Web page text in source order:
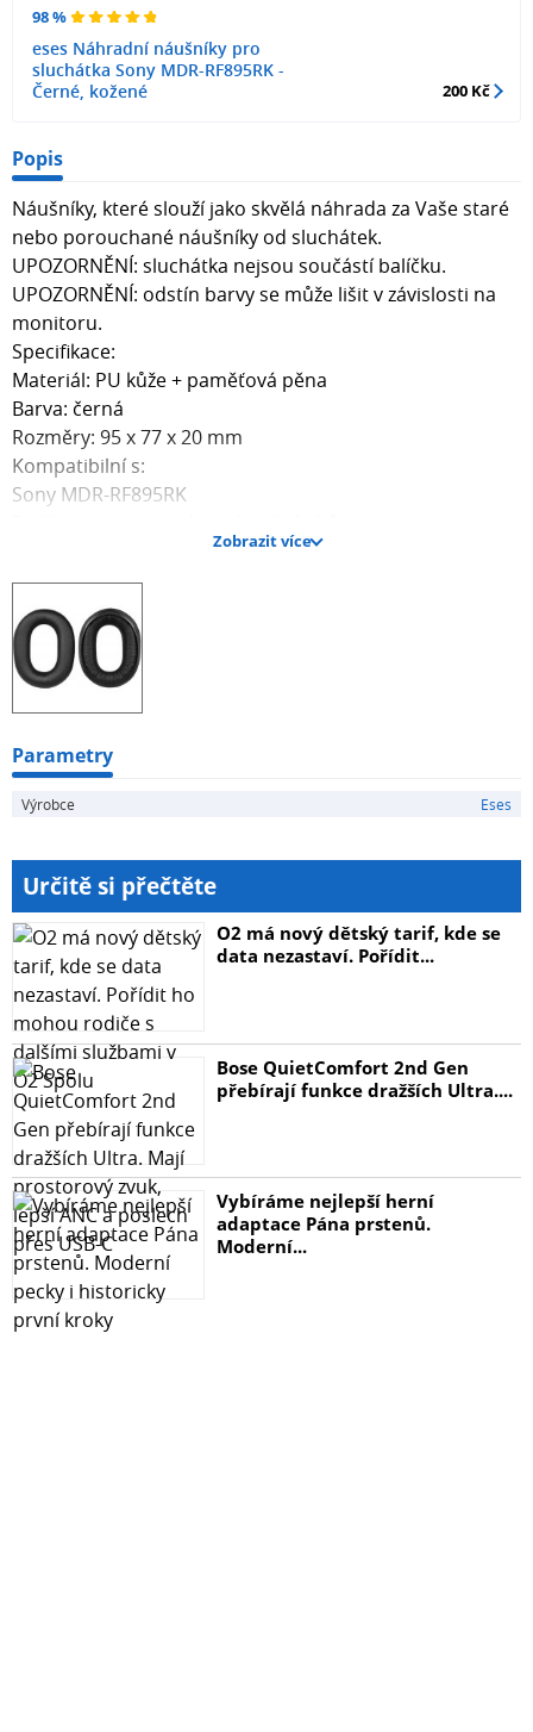
98 %
eses Náhradní náušníky pro
sluchátka Sony MDR-RF895RK -
Černé, kožené
200 Kč
Popis
Náušníky, které slouží jako skvělá náhrada za Vaše staré
nebo porouchané náušníky od sluchátek.
UPOZORNĚNÍ: sluchátka nejsou součástí balíčku.
UPOZORNĚNÍ: odstín barvy se může lišit v závislosti na
monitoru.
Specifikace:
Materiál: PU kůže + paměťová pěna
Barva: černá
Rozměry: 95 x 77 x 20 mm
Kompatibilní s:
Sony MDR-RF895RK
Zobrazit více
Parametry
Výrobce Eses
Určitě si přečtěte
O2 má nový dětský tarif, kde se
data nezastaví. Pořídit...
Bose QuietComfort 2nd Gen
přebírají funkce dražších Ultra....
Vybíráme nejlepší herní
adaptace Pána prstenů.
Moderní...